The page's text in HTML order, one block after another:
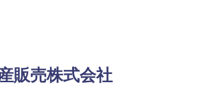
販売株式会社